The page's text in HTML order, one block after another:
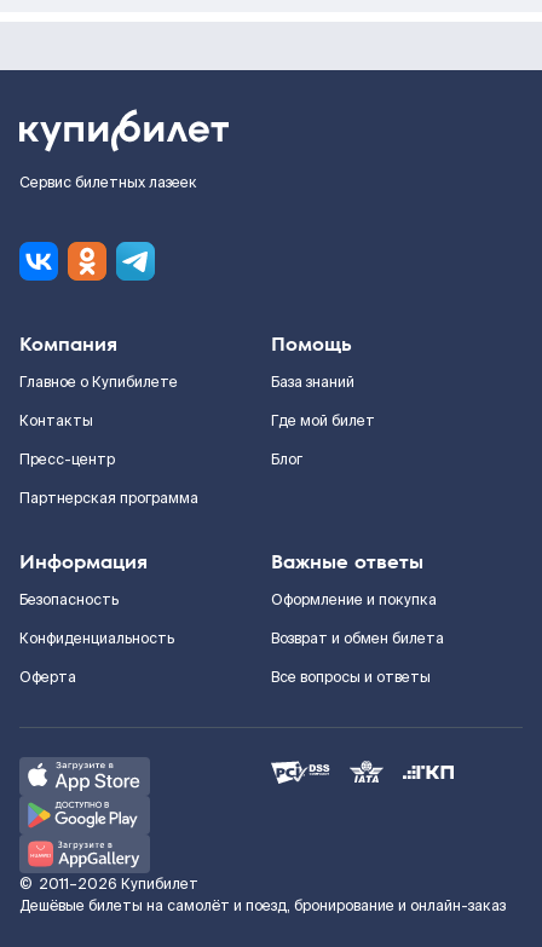
Сервис билетных лазеек
Компания
Главное о Купибилете
Контакты
Пресс-центр
Партнерская программа
Помощь
База знаний
Где мой билет
Блог
Информация
Безопасность
Конфиденциальность
Оферта
Важные ответы
Оформление и покупка
Возврат и обмен билета
Все вопросы и ответы
© 2011–2026 Купибилет
Дешёвые билеты на самолёт и поезд, бронирование и онлайн-заказ